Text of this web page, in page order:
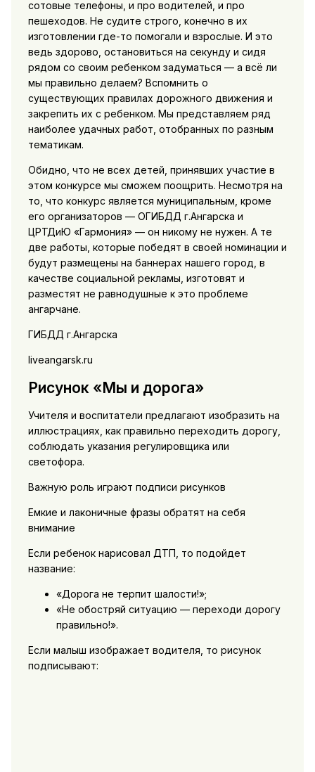
сотовые телефоны, и про водителей, и про
пешеходов. Не судите строго, конечно в их
изготовлении где-то помогали и взрослые. И это
ведь здорово, остановиться на секунду и сидя
рядом со своим ребенком задуматься — а всё ли
мы правильно делаем? Вспомнить о
существующих правилах дорожного движения и
закрепить их с ребенком. Мы представляем ряд
наиболее удачных работ, отобранных по разным
тематикам.
Обидно, что не всех детей, принявших участие в
этом конкурсе мы сможем поощрить. Несмотря на
то, что конкурс является муниципальным, кроме
его организаторов — ОГИБДД г.Ангарска и
ЦРТДиЮ «Гармония» — он никому не нужен. А те
две работы, которые победят в своей номинации и
будут размещены на баннерах нашего город, в
качестве социальной рекламы, изготовят и
разместят не равнодушные к это проблеме
ангарчане.
ГИБДД г.Ангарска
liveangarsk.ru
Рисунок «Мы и дорога»
Учителя и воспитатели предлагают изобразить на
иллюстрациях, как правильно переходить дорогу,
соблюдать указания регулировщика или
светофора.
Важную роль играют подписи рисунков
Емкие и лаконичные фразы обратят на себя
внимание
Если ребенок нарисовал ДТП, то подойдет
название:
«Дорога не терпит шалости!»;
«Не обостряй ситуацию — переходи дорогу
правильно!».
Если малыш изображает водителя, то рисунок
подписывают: